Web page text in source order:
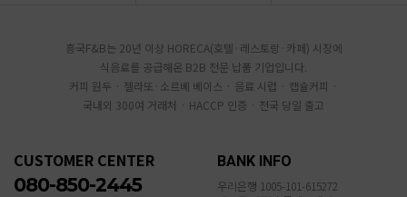
흥국F&B는 20년 이상 HORECA(호텔·레스토랑·카페) 시장에
식음료를 공급해온 B2B 전문 납품 기업입니다.
커피 원두 · 젤라또·소르베 베이스 · 음료 시럽 · 캡슐커피 ·
국내외 300여 거래처 · HACCP 인증 · 전국 당일 출고
CUSTOMER CENTER
080-850-2445
BANK INFO
우리은행 1005-101-615272